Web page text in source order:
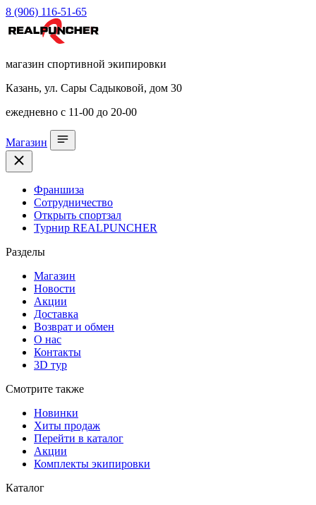
8 (906) 116-51-65
магазин спортивной экипировки
Казань, ул. Сары Садыковой, дом 30
ежедневно с 11-00 до 20-00
Магазин
Франшиза
Сотрудничество
Открыть спортзал
Турнир REALPUNCHER
Разделы
Магазин
Новости
Акции
Доставка
Возврат и обмен
О нас
Контакты
3D тур
Смотрите также
Новинки
Хиты продаж
Перейти в каталог
Акции
Комплекты экипировки
Каталог